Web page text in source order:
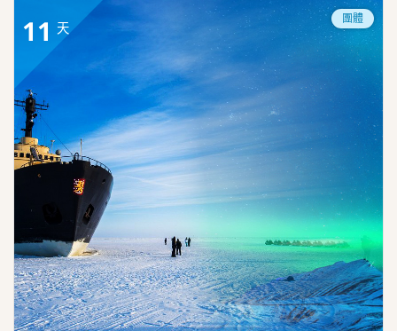
11 天
團體